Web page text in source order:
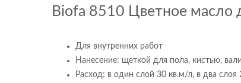
Biofa 8510 Цветное масло
Для внутренних работ
Нанесение: щеткой для пола, кистью,
Расход: в один слой 30 кв.м/л, в два слоя